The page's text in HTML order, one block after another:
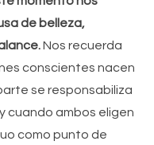
de belleza,
Nos recuerda
conscientes nacen
se responsabiliza
cuando ambos eligen
como punto de